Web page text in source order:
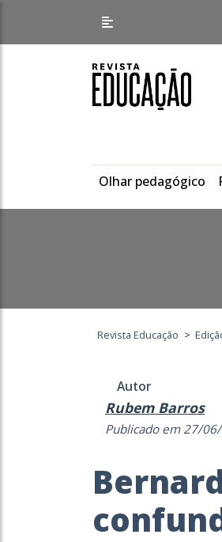
Olhar pedagógico
Revista Educação >
Autor
Rubem Barros
Publicado em 27/